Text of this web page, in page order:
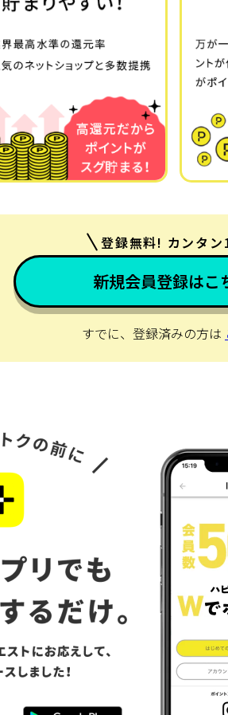
登録無料! カンタン
新規会員登録はこ
すでに、登録済みの方は